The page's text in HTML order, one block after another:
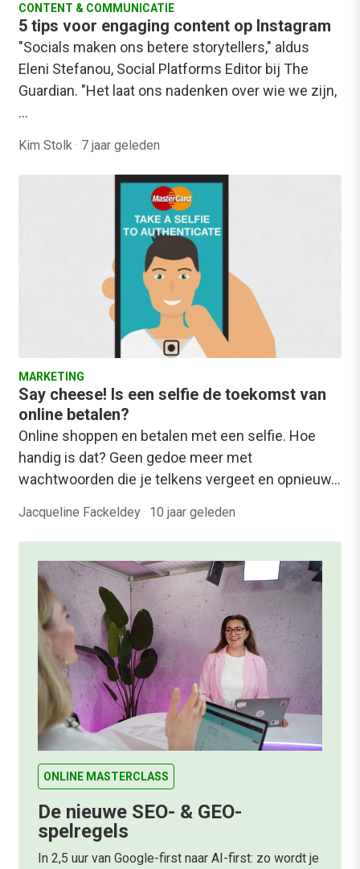
CONTENT & COMMUNICATIE
5 tips voor engaging content op Instagram
"Socials maken ons betere storytellers," aldus
Eleni Stefanou, Social Platforms Editor bij The
Guardian. "Het laat ons nadenken over wie we zijn,
…
Kim Stolk · 7 jaar geleden
MARKETING
Say cheese! Is een selfie de toekomst van
online betalen?
Online shoppen en betalen met een selfie. Hoe
handig is dat? Geen gedoe meer met
wachtwoorden die je telkens vergeet en opnieuw…
Jacqueline Fackeldey · 10 jaar geleden
ONLINE MASTERCLASS
De nieuwe SEO- & GEO-
spelregels
In 2,5 uur van Google-first naar AI-first: zo wordt je